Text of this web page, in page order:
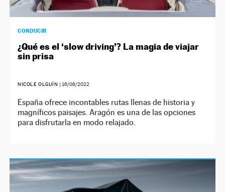
CONDUCIR
¿Qué es el ‘slow driving’? La magia de viajar
sin prisa
NICOLE OLGUÍN | 16/08/2022
España ofrece incontables rutas llenas de historia y
magníficos paisajes. Aragón es una de las opciones
para disfrutarla en modo relajado.